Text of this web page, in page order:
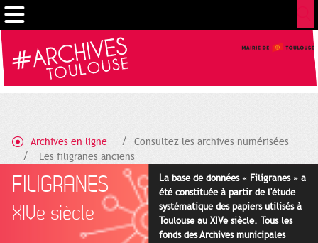
Archives en ligne
Consultez les archives numérisées
Les filigranes anciens
FILIGRANES
XIVe siècle
La base de données « Filigranes » a
été constituée à partir de l'étude
systématique des papiers utilisés à
Toulouse au XIVe siècle. Tous les
fonds des Archives municipales
Gestion de vos préférences sur les cookies